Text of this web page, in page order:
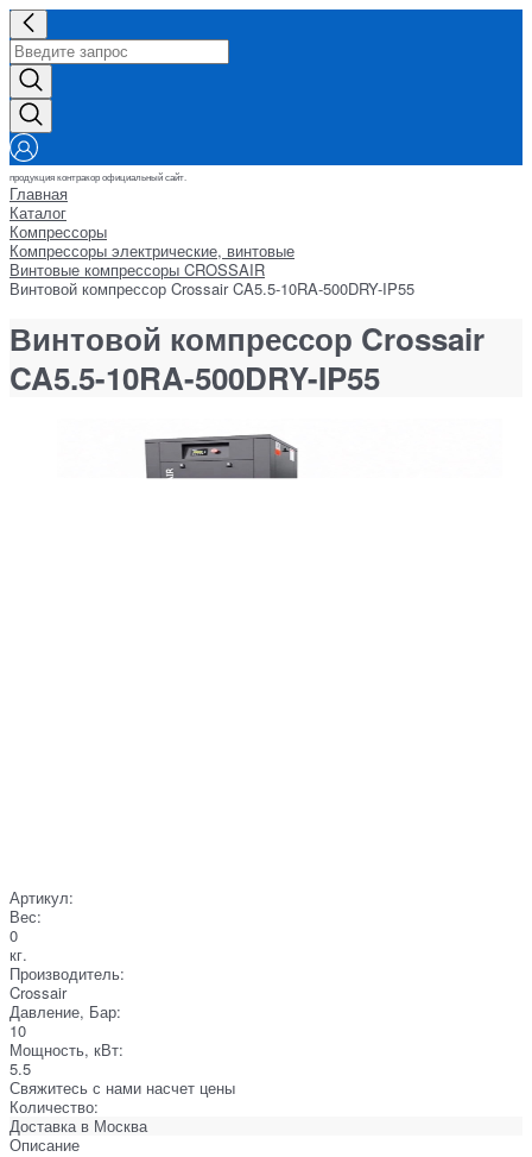
продукция контракор официальный сайт.
Главная
Каталог
Компрессоры
Компрессоры электрические, винтовые
Винтовые компрессоры CROSSAIR
Винтовой компрессор Crossair CA5.5-10RA-500DRY-IP55
Винтовой компрессор Crossair
CA5.5-10RA-500DRY-IP55
Артикул:
Вес:
0
кг.
Производитель:
Crossair
Давление, Бар:
10
Мощность, кВт:
5.5
Свяжитесь с нами насчет цены
Количество:
Доставка в Москва
Описание